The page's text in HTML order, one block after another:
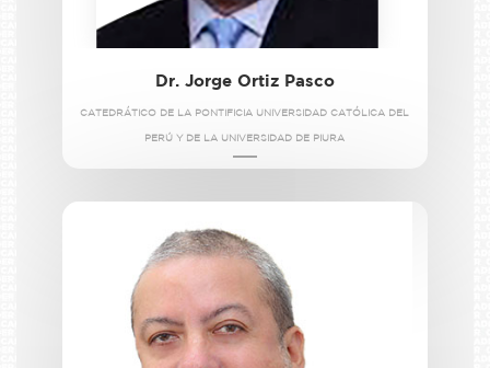
Dr. Jorge Ortiz Pasco
CATEDRÁTICO DE LA PONTIFICIA UNIVERSIDAD CATÓLICA DEL
PERÚ Y DE LA UNIVERSIDAD DE PIURA